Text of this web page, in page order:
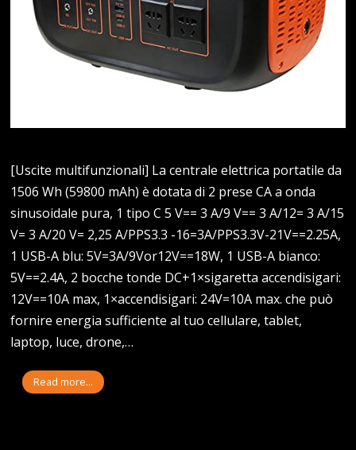
[Uscite multifunzionali] La centrale elettrica portatile da
1506 Wh (59800 mAh) è dotata di 2 prese CA a onda
sinusoidale pura, 1 tipo C 5 V== 3 A/9 V== 3 A/12= 3 A/15
V= 3 A/20 V= 2,25 A/PPS3.3 -16=3A/PPS3.3V-21V==2.25A,
1 USB-A blu: 5V=3A/9Vor12V==18W, 1 USB-A bianco:
5V==2.4A, 2 bocche tonde DC+1×sigaretta accendisigari:
12V==10A max, 1×accendisigari: 24V=10A max. che può
fornire energia sufficiente al tuo cellulare, tablet,
laptop, luce, drone,…
Read more...